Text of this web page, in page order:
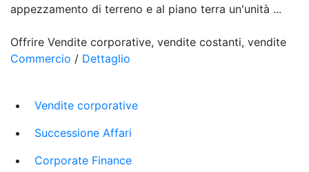
appezzamento di terreno e al piano terra un'unità ...
Offrire Vendite corporative, vendite costanti, vendite
Commercio / Dettaglio
Vendite corporative
Successione Affari
Corporate Finance